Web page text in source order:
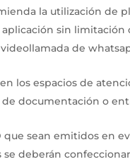
la utilización de
sin limitación
de
los espacios de
documentación o
que sean emitidos en
se deberán